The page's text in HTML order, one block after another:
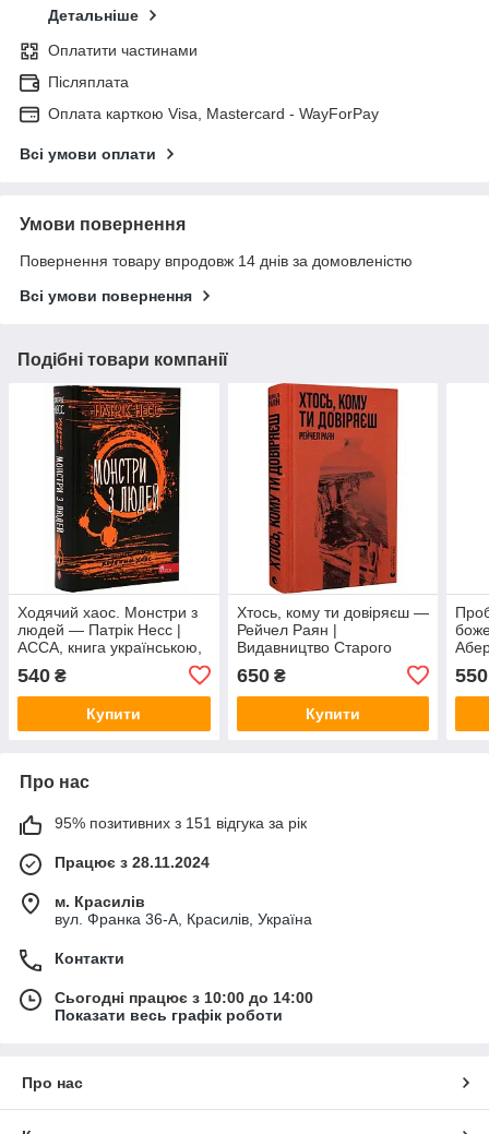
Детальніше
Оплатити частинами
Післяплата
Оплата карткою Visa, Mastercard - WayForPay
Всі умови оплати
Умови повернення
Повернення товару впродовж 14 днів за домовленістю
Всі умови повернення
Подібні товари компанії
Ходячий хаос. Монстри з
людей — Патрік Несс |
АССА, книга українською,
540 ₴
Купити
Хтось, кому ти довіряєш —
Рейчел Раян |
Видавництво Старого
Лева, книга українською,
нова, тверда
650₴
Купити
550
Про нас
95% позитивних з 151 відгука за рік
Працює з 28.11.2024
м. Красилів
вул. Франка 36-А, Красилів, Україна
Контакти
Сьогодні працює з 10:00 до 14:00
Показати весь графік роботи
Про нас